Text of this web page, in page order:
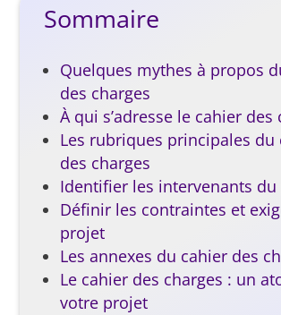
Sommaire
Quelques mythes à propos
des charges
À qui s’adresse le cahier des
Les rubriques principales du
des charges
Identifier les intervenants
Définir les contraintes et
projet
Les annexes du cahier des
Le cahier des charges : un
votre projet